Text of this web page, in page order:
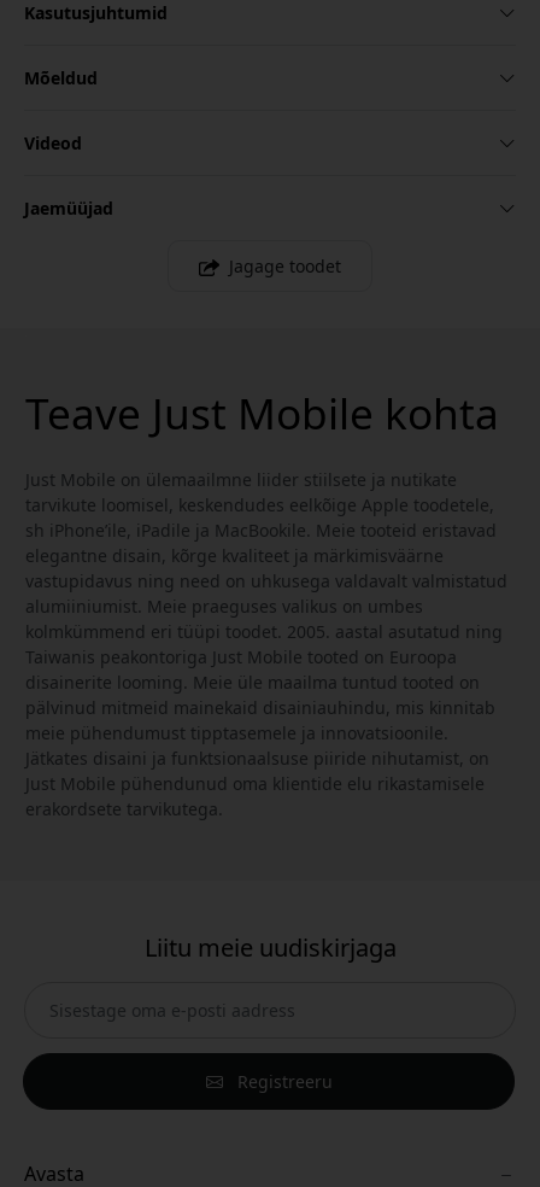
Kasutusjuhtumid
Mõeldud
Videod
Jaemüüjad
Jagage toodet
Teave Just Mobile kohta
Just Mobile on ülemaailmne liider stiilsete ja nutikate
tarvikute loomisel, keskendudes eelkõige Apple toodetele,
sh iPhone’ile, iPadile ja MacBookile. Meie tooteid eristavad
elegantne disain, kõrge kvaliteet ja märkimisväärne
vastupidavus ning need on uhkusega valdavalt valmistatud
alumiiniumist. Meie praeguses valikus on umbes
kolmkümmend eri tüüpi toodet. 2005. aastal asutatud ning
Taiwanis peakontoriga Just Mobile tooted on Euroopa
disainerite looming. Meie üle maailma tuntud tooted on
pälvinud mitmeid mainekaid disainiauhindu, mis kinnitab
meie pühendumust tipptasemele ja innovatsioonile.
Jätkates disaini ja funktsionaalsuse piiride nihutamist, on
Just Mobile pühendunud oma klientide elu rikastamisele
erakordsete tarvikutega.
Liitu meie uudiskirjaga
Registreeru
Avasta